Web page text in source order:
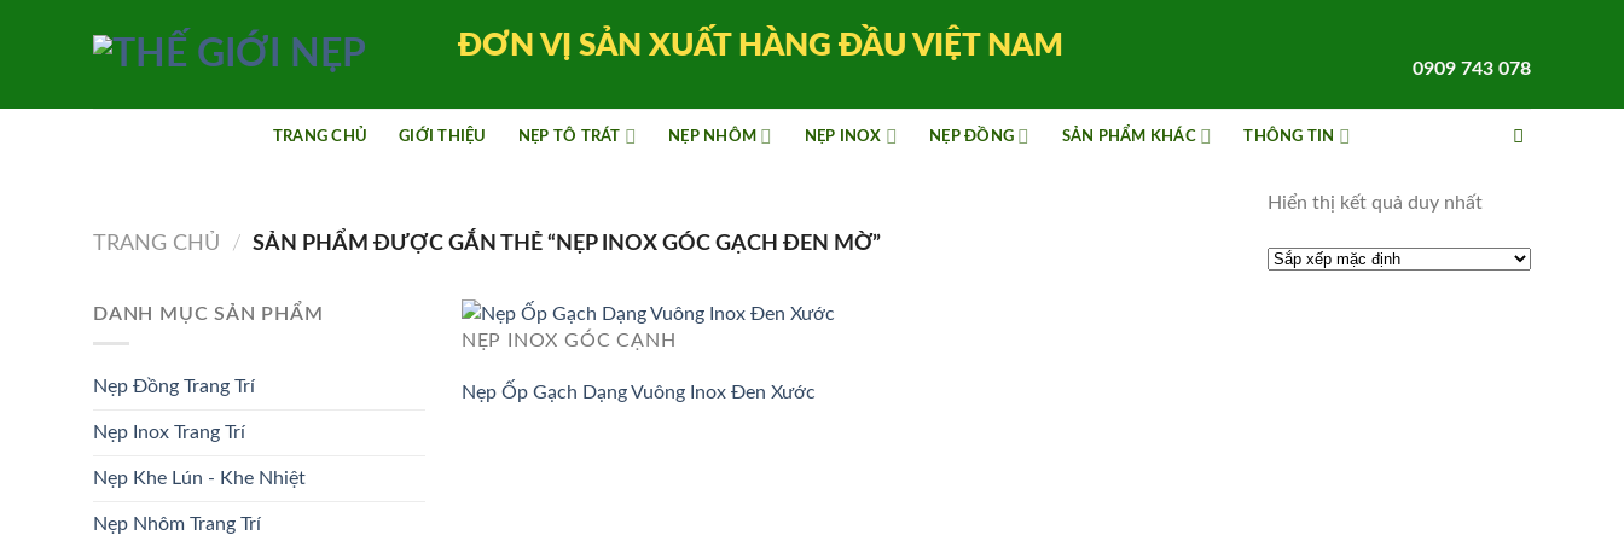
ĐƠN VỊ SẢN XUẤT HÀNG ĐẦU VIỆT NAM
0909 743 078
TRANG CHỦ GIỚI THIỆU NẸP TÔ TRÁT NẸP NHÔM NẸP INOX NẸP ĐỒNG SẢN PHẨM KHÁC THÔNG TIN
TRANG CHỦ / SẢN PHẨM ĐƯỢC GẮN THẺ “NẸP INOX GÓC GẠCH ĐEN MỜ”
Hiển thị kết quả duy nhất
DANH MỤC SẢN PHẨM
Nẹp Đồng Trang Trí
Nẹp Inox Trang Trí
Nẹp Khe Lún - Khe Nhiệt
Nẹp Nhôm Trang Trí
NẸP INOX GÓC CẠNH
Nẹp Ốp Gạch Dạng Vuông Inox Đen Xước